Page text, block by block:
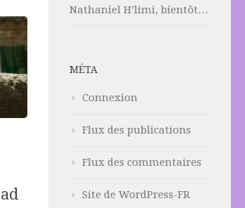
Nathaniel H’limi, bientôt…
MÉTA
Connexion
Flux des publications
Flux des commentaires
Site de WordPress-FR